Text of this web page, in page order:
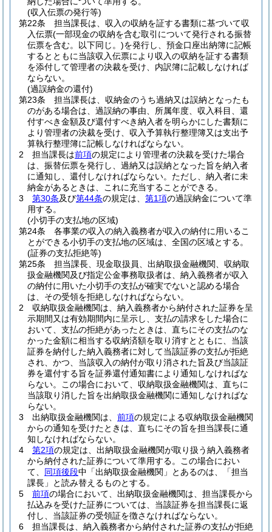
(収入伝票の発行等)
第22条
担当課長は、収入の収納を証する書類に基づいて収
入伝票(一部現金の収納を含む取引について発行される振替
伝票を含む。以下同じ。)を発行し、預金口座出納簿に記帳
するとともに当該収入伝票により収入の収納を証する書類
を添付して管理者の決裁を受け、内訳簿に記載しなければ
ならない。
(過誤納金の還付)
第23条
担当課長は、収納金のうち過納又は誤納となったも
のがある場合は、過誤納の事由、所属年度、収入科目、還
付すべき金額及び還付すべき納入者を明らかにした書類に
より管理者の決裁を受け、収入予算執行整理簿又は支出予
算執行整理簿に記帳しなければならない。
2
担当課長は前項の規定により管理者の決裁を受けた場合
は、振替伝票を発行し、過納又は誤納となった旨を納入者
に通知し、還付しなければならない。 ただし、納入者に未
納金があるときは、これに充当することができる。
3
第30条及び第44条の規定は、 第1項の過誤納金について準
用する。
(小切手の支払地の区域)
第24条
各事業の収入の納入義務者が収入の納付に用いるこ
とができる小切手の支払地の区域は、全国の区域とする。
(証券の支払拒絶等)
第25条
担当課長、現金取扱員、出納取扱金融機関、収納取
扱金融機関及び指定公金事務取扱者は、納入義務者が収入
の納付に用いた小切手の支払が確実でないと認める場合
は、その受領を拒絶しなければならない。
2
収納取扱金融機関は、納入義務者から納付された証券を呈
示期間又は有効期間内に呈示し、支払の請求をした場合に
おいて、支払の拒絶があったときは、直ちにその支払のな
かった金額に相当する収納済額を取り消すとともに、当該
証券を納付した納入義務者に対して当該証券の支払が拒絶
され、かつ、当該収入の納付が取り消された旨及び当該証
券を還付する旨を証券還付通知書により通知しなければな
らない。
この場合において、収納取扱金融機関は、直ちに
当該取り消した旨を出納取扱金融機関に通知しなければな
らない。
3
出納取扱金融機関は、 前項の規定による収納取扱金融機関
からの通知を受けたときは、直ちにその旨を担当課長に通
知しなければならない。
4
第2項の規定は、出納取扱金融機関が取り扱う納入義務者
から納付された証券について準用する。
この場合におい
て、 同項後段中「出納取扱金融機関」とあるのは、「担当
課長」と読み替えるものとする。
5
前項の場合において、出納取扱金融機関は、担当課長から
払込みを受けた証券については、当該証券を担当課長に返
付し、当該証券の受領証を徴さなければならない。
6
担当課長は、納入義務者から納付された証券の支払が拒絶